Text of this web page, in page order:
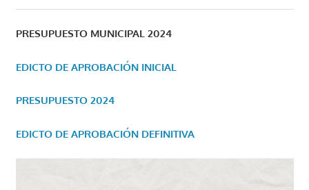
PRESUPUESTO MUNICIPAL 2024
EDICTO DE APROBACIÓN INICIAL
PRESUPUESTO 2024
EDICTO DE APROBACIÓN DEFINITIVA